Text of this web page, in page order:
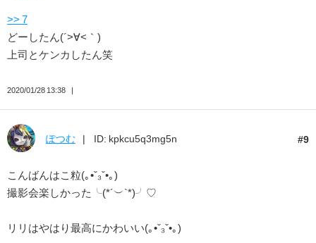
>> 7
どーしたん(´>∀<｀)ゝ
上司とケンカしたん笑
2020/01/28 13:38
9
ぽつむ ID: kpkcu5q3mg5n
こんばんはこ粒(｡•ˇ₃ˇ•｡)
撮影会楽しかった╰(*´︶`*)╯♡
リリはやはり最高にかわいい(｡•ˇ₃ˇ•｡)